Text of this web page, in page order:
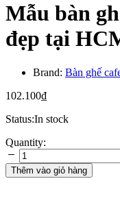
Mẫu bàn
đẹp tại
Brand: Bàn ghế
102.100₫
Status:In stock
Mẫu
bàn
ghế
gỗ
Quantity:
Thêm vào giỏ hàng